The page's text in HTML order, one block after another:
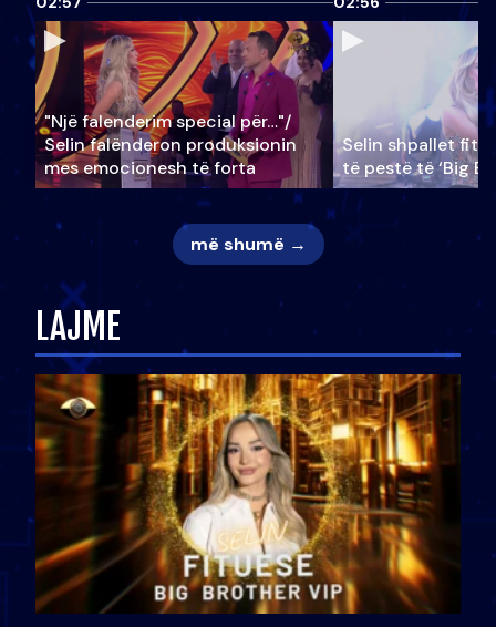
"Një falenderim special për…"/
Selin falënderon produksionin
mes emocionesh të forta
Selin shpallet
të pestë të ‘Big
më shumë →
LAJME